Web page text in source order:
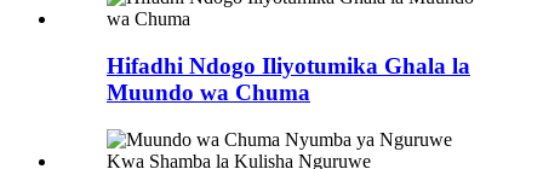
Hifadhi Ndogo Iliyotumika Ghala la
Muundo wa Chuma